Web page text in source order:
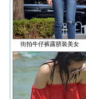
街拍牛仔裤露脐装美女